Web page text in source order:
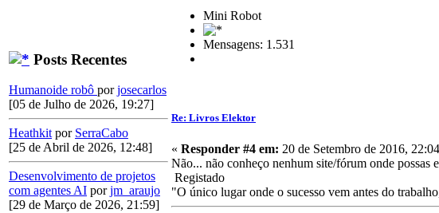
Posts Recentes
Humanoide robô porjosecarlos
[05 de Julho de 2026, 19:27]
Heathkit por SerraCabo
[25 de Abril de 2026, 12:48]
Desenvolvimento de projetos
com agentes AI porjm_araujo
[29 de Março de 2026, 21:59]
Mini Robot
Mensagens: 1.531
Re: Livros Elektor
« Responder #4 em: 20 de Setembro de 2016,
Não... não conheço nenhum site/fórum onde possas
Registado
"O único lugar onde o sucesso vem antes do